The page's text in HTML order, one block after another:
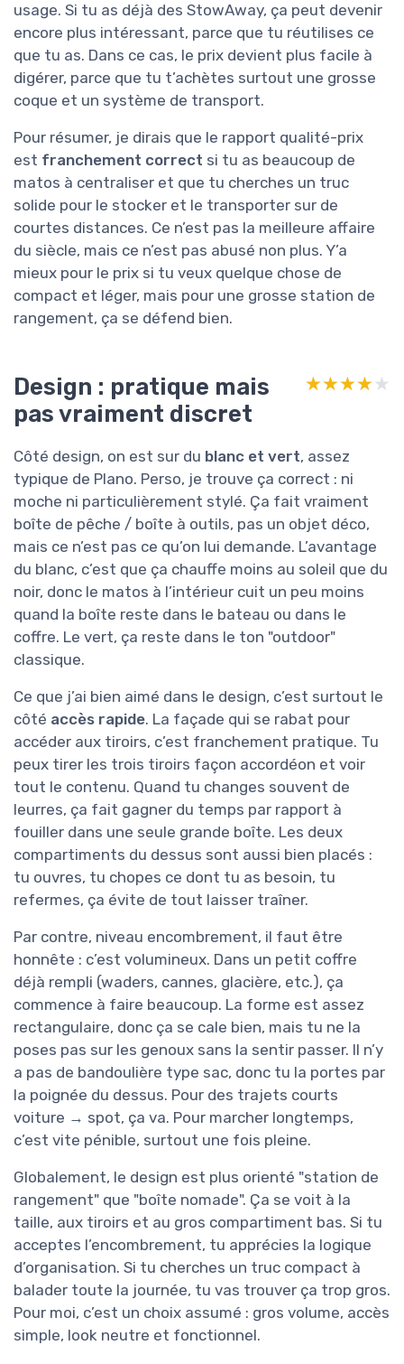
usage. Si tu as déjà des StowAway, ça peut devenir
encore plus intéressant, parce que tu réutilises ce
que tu as. Dans ce cas, le prix devient plus facile à
digérer, parce que tu t’achètes surtout une grosse
coque et un système de transport.
Pour résumer, je dirais que le rapport qualité-prix
est franchement correct si tu as beaucoup de
matos à centraliser et que tu cherches un truc
solide pour le stocker et le transporter sur de
courtes distances. Ce n’est pas la meilleure affaire
du siècle, mais ce n’est pas abusé non plus. Y’a
mieux pour le prix si tu veux quelque chose de
compact et léger, mais pour une grosse station de
rangement, ça se défend bien.
Design : pratique mais
pas vraiment discret
★★★★★
★★★★★
Côté design, on est sur du blanc et vert, assez
typique de Plano. Perso, je trouve ça correct : ni
moche ni particulièrement stylé. Ça fait vraiment
boîte de pêche / boîte à outils, pas un objet déco,
mais ce n’est pas ce qu’on lui demande. L’avantage
du blanc, c’est que ça chauffe moins au soleil que du
noir, donc le matos à l’intérieur cuit un peu moins
quand la boîte reste dans le bateau ou dans le
coffre. Le vert, ça reste dans le ton "outdoor"
classique.
Ce que j’ai bien aimé dans le design, c’est surtout le
côté accès rapide. La façade qui se rabat pour
accéder aux tiroirs, c’est franchement pratique. Tu
peux tirer les trois tiroirs façon accordéon et voir
tout le contenu. Quand tu changes souvent de
leurres, ça fait gagner du temps par rapport à
fouiller dans une seule grande boîte. Les deux
compartiments du dessus sont aussi bien placés :
tu ouvres, tu chopes ce dont tu as besoin, tu
refermes, ça évite de tout laisser traîner.
Par contre, niveau encombrement, il faut être
honnête : c’est volumineux. Dans un petit coffre
déjà rempli (waders, cannes, glacière, etc.), ça
commence à faire beaucoup. La forme est assez
rectangulaire, donc ça se cale bien, mais tu ne la
poses pas sur les genoux sans la sentir passer. Il n’y
a pas de bandoulière type sac, donc tu la portes par
la poignée du dessus. Pour des trajets courts
voiture → spot, ça va. Pour marcher longtemps,
c’est vite pénible, surtout une fois pleine.
Globalement, le design est plus orienté "station de
rangement" que "boîte nomade". Ça se voit à la
taille, aux tiroirs et au gros compartiment bas. Si tu
acceptes l’encombrement, tu apprécies la logique
d’organisation. Si tu cherches un truc compact à
balader toute la journée, tu vas trouver ça trop gros.
Pour moi, c’est un choix assumé : gros volume, accès
simple, look neutre et fonctionnel.